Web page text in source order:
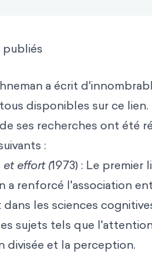
publiés
a écrit
disponibles surce
ses recherches ont été
:
effort (1973) : Le premier
a renforcé l'association
les sciences
sujets tels que
divisée et la perception.